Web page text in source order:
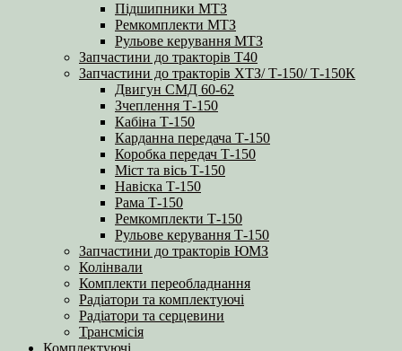
Підшипники МТЗ
Ремкомплекти МТЗ
Рульове керування МТЗ
Запчастини до тракторів Т40
Запчастини до тракторів ХТЗ/ Т-150/ Т-150К
Двигун СМД 60-62
Зчеплення Т-150
Кабіна Т-150
Карданна передача Т-150
Коробка передач Т-150
Міст та вісь Т-150
Навіска Т-150
Рама Т-150
Ремкомплекти Т-150
Рульове керування Т-150
Запчастини до тракторів ЮМЗ
Колінвали
Комплекти переобладнання
Радіатори та комплектуючі
Радіатори та серцевини
Трансмісія
Комплектуючі